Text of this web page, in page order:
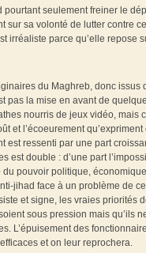
seulement freiner le
sa volonté de lutter contre
irréaliste parce qu’elle
du Maghreb, donc issus
pas la mise en avant de
nourris de jeux vidéo,
et l’écoeurement
ressenti par une part
est double : d’une part
pouvoir politique,
jihad face à un problème de
et signe, les vraies priorités
sous pression mais qu’ils
L’épuisement des
et on leur reprochera.